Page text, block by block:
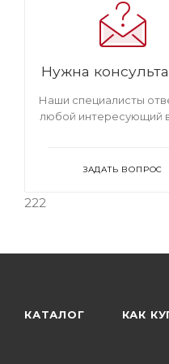
обивкой из велюра на
металлокаркасе Мягкие
Мягкие стулья
стулья
Нужна
Наши специалисты
любой интересующий
ЗАДАТЬ ВОПРОС
222
КАТАЛОГ КАК